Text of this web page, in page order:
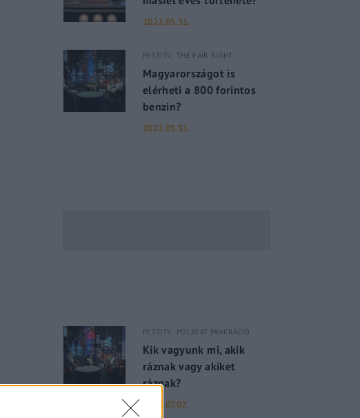
2022.05.31.
PESTITV THE FAIR RIGHT
Magyarországot is
elérheti a 800 forintos
benzin?
2022.05.31.
PESTITV POLBEAT PANKRÁCIÓ
Kik vagyunk mi, akik
ráznak vagy akiket
ráznak?
2022.07.07.